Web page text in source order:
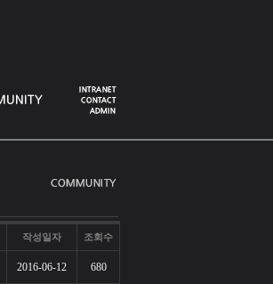
작성일자 조회수
2016-06-12 680